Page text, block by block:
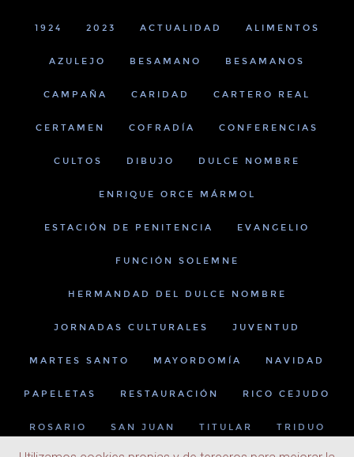
1924 2023 ACTUALIDAD ALIMENTOS
AZULEJO BESAMANO BESAMANOS
CAMPAÑA CARIDAD CARTERO REAL
CERTAMEN COFRADÍA CONFERENCIAS
CULTOS DIBUJO DULCE NOMBRE
ENRIQUE ORCE MÁRMOL
ESTACIÓN DE PENITENCIA EVANGELIO
FUNCIÓN SOLEMNE
HERMANDAD DEL DULCE NOMBRE
JORNADAS CULTURALES JUVENTUD
MARTES SANTO MAYORDOMÍA NAVIDAD
PAPELETAS RESTAURACIÓN RICO CEJUDO
ROSARIO SAN JUAN TITULAR TRIDUO